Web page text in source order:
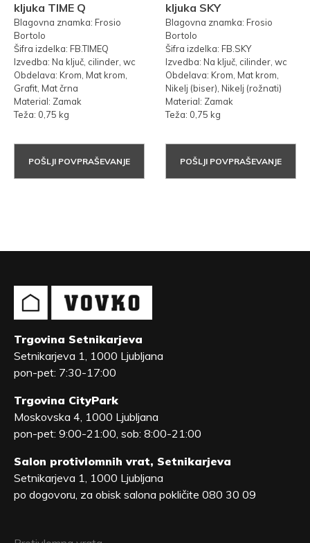
kljuka TIME Q
Blagovna znamka: Frosio
Bortolo
Šifra izdelka: FB.TIMEQ
Izvedba: Na ključ, cilinder, wc
Obdelava: Krom, Mat krom,
Grafit, Mat črna
Material: Zamak
Teža: 0,75 kg
POŠLJI POVPRAŠEVANJE
kljuka SKY
Blagovna znamka: Frosio
Bortolo
Šifra izdelka: FB.SKY
Izvedba: Na ključ, cilinder, wc
Obdelava: Krom, Mat krom,
Nikelj (biser), Nikelj (rožnati)
Material: Zamak
Teža: 0,75 kg
POŠLJI POVPRAŠEVANJE
Trgovina Setnikarjeva
Setnikarjeva 1, 1000 Ljubljana
pon-pet: 7:30-17:00
Trgovina CityPark
Moskovska 4, 1000 Ljubljana
pon-pet: 9:00-21:00, sob: 8:00-21:00
Salon protivlomnih vrat, Setnikarjeva
Setnikarjeva 1, 1000 Ljubljana
po dogovoru, za obisk salona pokličite 080 30 09